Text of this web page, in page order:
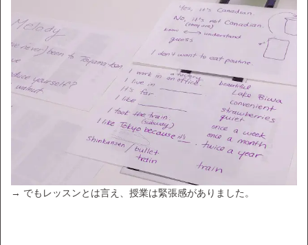
→ でもレッスンとは言え、授業は緊張感がありました。